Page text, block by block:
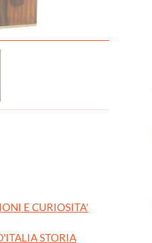
E CURIOSITA'
STORIA